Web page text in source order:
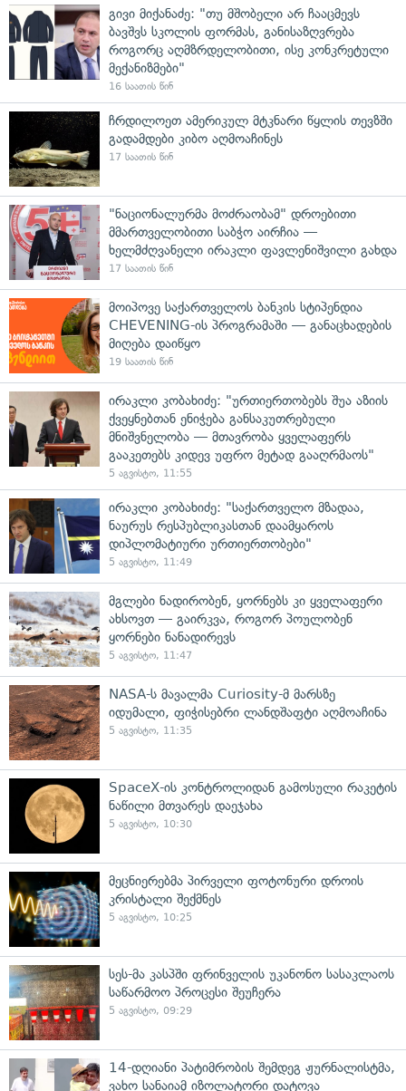
გივი მიქანაძე: "თუ მშობელი არ ჩააცმევს
ბავშვს სკოლის ფორმას, განისაზღვრება
როგორც აღმზრდელობითი, ისე კონკრეტული
მექანიზმები"
16 საათის წინ
ჩრდილოეთ ამერიკულ მტკნარი წყლის თევზში
გადამდები კიბო აღმოაჩინეს
17 საათის წინ
"ნაციონალურმა მოძრაობამ" დროებითი
მმართველობითი საბჭო აირჩია —
ხელმძღვანელი ირაკლი ფავლენიშვილი გახდა
17 საათის წინ
მოიპოვე საქართველოს ბანკის სტიპენდია
CHEVENING-ის პროგრამაში — განაცხადების
მიღება დაიწყო
19 საათის წინ
ირაკლი კობახიძე: "ურთიერთობებს შუა აზიის
ქვეყნებთან ენიჭება განსაკუთრებული
მნიშვნელობა — მთავრობა ყველაფერს
გააკეთებს კიდევ უფრო მეტად გააღრმაოს"
5 აგვისტო, 11:55
ირაკლი კობახიძე: "საქართველო მზადაა,
ნაურუს რესპუბლიკასთან დაამყაროს
დიპლომატიური ურთიერთობები"
5 აგვისტო, 11:49
მგლები ნადირობენ, ყორნებს კი ყველაფერი
ახსოვთ — გაირკვა, როგორ პოულობენ
ყორნები ნანადირევს
5 აგვისტო, 11:47
NASA-ს მავალმა Curiosity-მ მარსზე
იდუმალი, ფიჭისებრი ლანდშაფტი აღმოაჩინა
5 აგვისტო, 11:35
SpaceX-ის კონტროლიდან გამოსული რაკეტის
ნაწილი მთვარეს დაეჯახა
5 აგვისტო, 10:30
მეცნიერებმა პირველი ფოტონური დროის
კრისტალი შექმნეს
5 აგვისტო, 10:25
სეს-მა კასპში ფრინველის უკანონო სასაკლაოს
საწარმოო პროცესი შეუჩერა
5 აგვისტო, 09:29
14-დღიანი პატიმრობის შემდეგ ჟურნალისტმა,
ვახო სანაიამ იზოლატორი დატოვა